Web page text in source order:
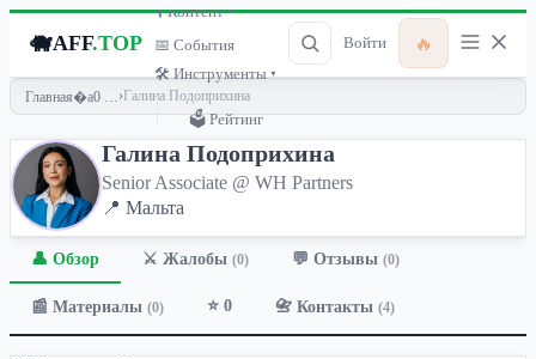
🐗AFF.TOP
🎙 Контент ▾
📅 События
🛠 Инструменты ▾
🗳 Рейтинг
Войти 🔥
Главная › Галина Подоприхина
Галина Подоприхина
Senior Associate @ WH Partners
📍 Мальта
👤 Обзор ⚔️ Жалобы (0) 💬 Отзывы (0)
📰 Материалы (0) ⭐ 0 📇 Контакты (4)